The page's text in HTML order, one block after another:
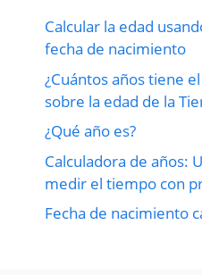
Calcular la edad
fecha de nacimiento
¿Cuántos años tiene
sobre la edad de la
¿Qué año es?
Calculadora de años:
medir el tiempo con
Fecha de nacimiento